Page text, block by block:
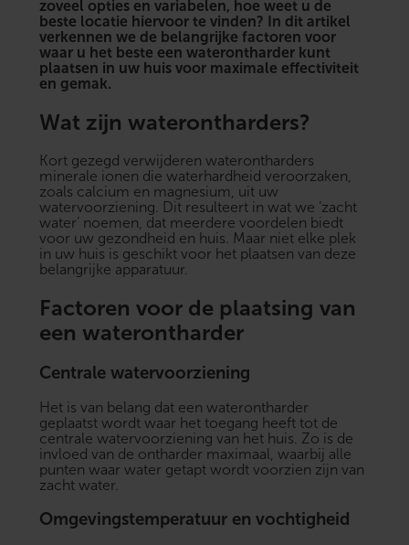
zoveel opties en variabelen, hoe weet u de
beste locatie hiervoor te vinden? In dit artikel
verkennen we de belangrijke factoren voor
waar u het beste een waterontharder kunt
plaatsen in uw huis voor maximale effectiviteit
en gemak.
Wat zijn waterontharders?
Kort gezegd verwijderen waterontharders
minerale ionen die waterhardheid veroorzaken,
zoals calcium en magnesium, uit uw
watervoorziening. Dit resulteert in wat we ‘zacht
water’ noemen, dat meerdere voordelen biedt
voor uw gezondheid en huis. Maar niet elke plek
in uw huis is geschikt voor het plaatsen van deze
belangrijke apparatuur.
Factoren voor de plaatsing van
een waterontharder
Centrale watervoorziening
Het is van belang dat een waterontharder
geplaatst wordt waar het toegang heeft tot de
centrale watervoorziening van het huis. Zo is de
invloed van de ontharder maximaal, waarbij alle
punten waar water getapt wordt voorzien zijn van
zacht water.
Omgevingstemperatuur en vochtigheid